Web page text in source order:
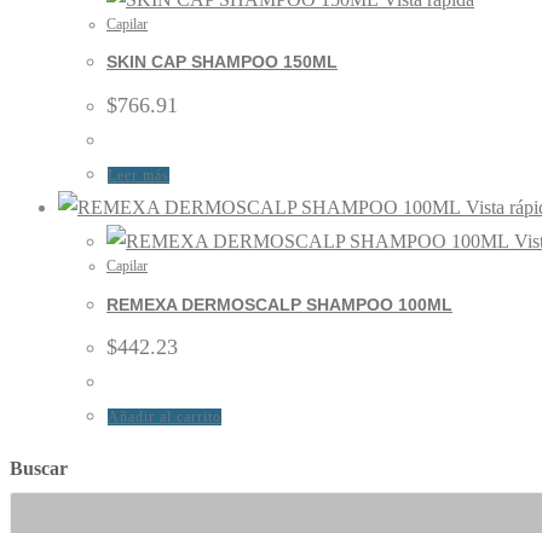
Capilar
SKIN CAP SHAMPOO 150ML
$766.91
Leer más
Vista
Capilar
REMEXA DERMOSCALP SHAMPOO 100ML
$442.23
Añadir al carrito
Buscar